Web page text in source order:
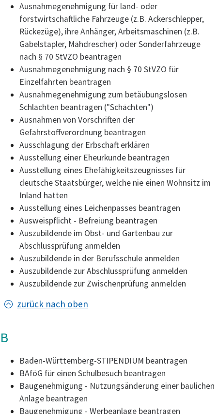
Ausnahmegenehmigung für land- oder
forstwirtschaftliche Fahrzeuge (z.B. Ackerschlepper,
Rückezüge), ihre Anhänger, Arbeitsmaschinen (z.B.
Gabelstapler, Mähdrescher) oder Sonderfahrzeuge
nach § 70 StVZO beantragen
Ausnahmegenehmigung nach § 70 StVZO für
Einzelfahrten beantragen
Ausnahmegenehmigung zum betäubungslosen
Schlachten beantragen ("Schächten")
Ausnahmen von Vorschriften der
Gefahrstoffverordnung beantragen
Ausschlagung der Erbschaft erklären
Ausstellung einer Eheurkunde beantragen
Ausstellung eines Ehefähigkeitszeugnisses für
deutsche Staatsbürger, welche nie einen Wohnsitz im
Inland hatten
Ausstellung eines Leichenpasses beantragen
Ausweispflicht - Befreiung beantragen
Auszubildende im Obst- und Gartenbau zur
Abschlussprüfung anmelden
Auszubildende in der Berufsschule anmelden
Auszubildende zur Abschlussprüfung anmelden
Auszubildende zur Zwischenprüfung anmelden
zurück nach oben
B
Baden-Württemberg-STIPENDIUM beantragen
BAföG für einen Schulbesuch beantragen
Baugenehmigung - Nutzungsänderung einer baulichen
Anlage beantragen
Baugenehmigung - Werbeanlage beantragen